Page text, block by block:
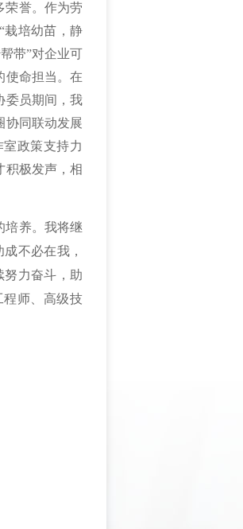
荣誉。作为劳
栽培幼苗，静
带”对企业可
使命担当。在
委员期间，我
协同联动发展
政策支持力
积极发声，相
培养。我将继
不必在我，
努力奋斗，助
程师、高级技